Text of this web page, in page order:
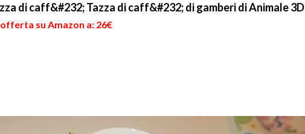
di caff&#232; Tazza di caff&#232; di gamberi di Animale 3D
su Amazon a: 26€